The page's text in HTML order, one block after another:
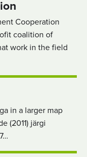
Cooperation
coalition of
work in the field
in a larger map
(2011) järgi